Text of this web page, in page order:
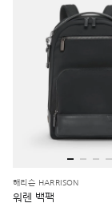
해리슨 HARRISON
워렌 백팩